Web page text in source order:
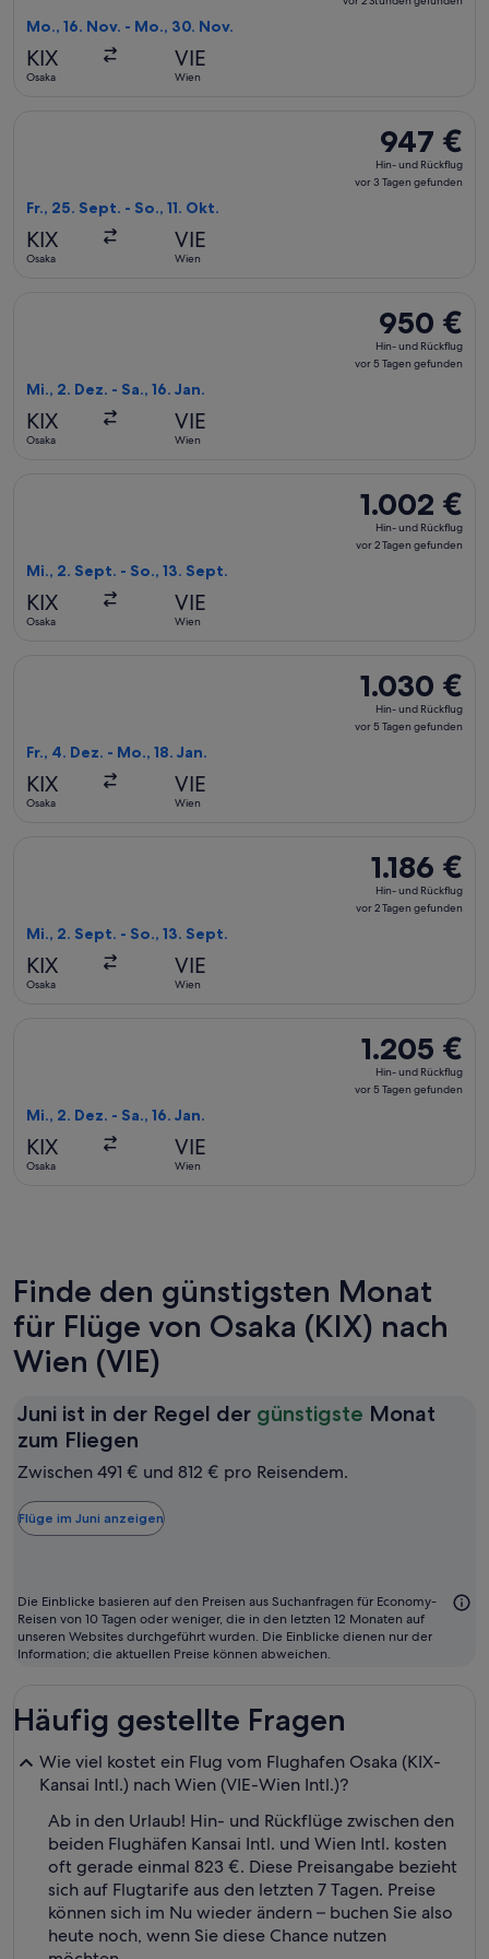
Mo., 16. Nov. - Mo., 30. Nov.
KIX
Osaka
VIE
Wien
947 €
Hin-
und
947 €
Hin- und Rückflug
vor 3 Tagen gefunden
Fr., 25. Sept. - So., 11. Okt.
KIX
Osaka
VIE
Wien
950 €
Hin-
und
950 €
Hin- und Rückflug
vor 5 Tagen gefunden
Mi., 2. Dez. - Sa., 16. Jan.
KIX
Osaka
VIE
Wien
1.002 €
Hin-
und
1.002 €
Hin- und Rückflug
vor 2 Tagen gefunden
Mi., 2. Sept. - So., 13. Sept.
KIX
Osaka
VIE
Wien
1.030 €
Hin-
und
1.030 €
Hin- und Rückflug
vor 5 Tagen gefunden
Fr., 4. Dez. - Mo., 18. Jan.
KIX
Osaka
VIE
Wien
1.186 €
Hin-
und
1.186 €
Hin- und Rückflug
vor 2 Tagen gefunden
Mi., 2. Sept. - So., 13. Sept.
KIX
Osaka
VIE
Wien
1.205 €
Hin-
und
1.205 €
Hin- und Rückflug
vor 5 Tagen gefunden
Mi., 2. Dez. - Sa., 16. Jan.
KIX
Osaka
VIE
Wien
Finde den günstigsten Monat
für Flüge von Osaka (KIX) nach
Wien (VIE)
Juni ist in der Regel der günstigste Monat
zum Fliegen
ist
der
Regel
günstigste
Monat
zum
Zwischen 491 € und 812 € pro Reisendem.
Flüge im Juni anzeigen
Die Einblicke basieren auf den Preisen aus Suchanfragen für Economy-
Reisen von 10 Tagen oder weniger, die in den letzten 12 Monaten auf
unseren Websites durchgeführt wurden. Die Einblicke dienen nur der
Information; die aktuellen Preise können abweichen.
Häufig gestellte Fragen
Wie viel kostet ein Flug vom Flughafen Osaka (KIX-
Kansai Intl.) nach Wien (VIE-Wien Intl.)?
Ab in den Urlaub! Hin- und Rückflüge zwischen den
beiden Flughäfen Kansai Intl. und Wien Intl. kosten
oft gerade einmal 823 €. Diese Preisangabe bezieht
sich auf Flugtarife aus den letzten 7 Tagen. Preise
können sich im Nu wieder ändern – buchen Sie also
heute noch, wenn Sie diese Chance nutzen